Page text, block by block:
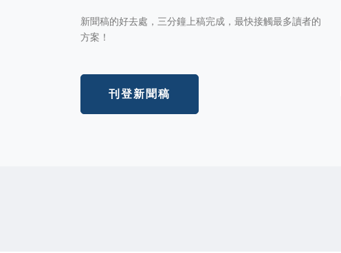
新聞稿的好去處，三分鐘上稿完成，最快接觸最多讀者的
方案！
刊登新聞稿